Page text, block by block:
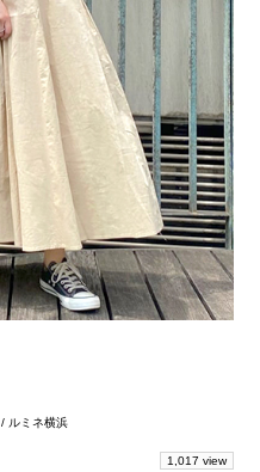
/ ルミネ横浜
1,017 view